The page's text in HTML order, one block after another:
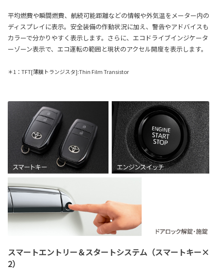
平均燃費や瞬間燃費、航続可能距離などの情報や外気温をメーター内の
ディスプレイに表示。安全装備の作動状況に加え、警告やアドバイスも
カラーで分かりやすく表示します。さらに、エコドライブインジケータ
ーゾーン表示で、エコ運転の範囲と現状のアクセル開度を表示します。
＊1：TFT[薄膜トランジスタ]:Thin Film Transistor
スマートエントリー＆スタートシステム（スマートキー×
2）